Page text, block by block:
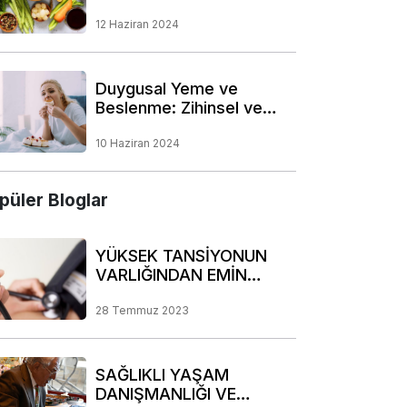
12 Haziran 2024
Duygusal Yeme ve
Beslenme: Zihinsel ve
Derinliklerine Bir Yolculuk
10 Haziran 2024
Bloglar
YÜKSEK TANSİYONUN
VARLIĞINDAN EMİN
28 Temmuz 2023
SAĞLIKLI YAŞAM
DANIŞMANLIĞI VE